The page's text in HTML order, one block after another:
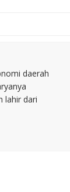
daerah
lahir dari